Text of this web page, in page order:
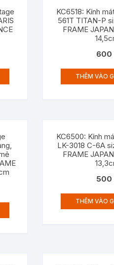
KC6518: Kính
561T TITAN-P
FRAME
600
THÊM VÀO
KC6500: Kính
LK-3018 C-6A
FRAME
500
THÊM VÀO